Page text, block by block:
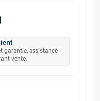
garantie, assistance
vente.